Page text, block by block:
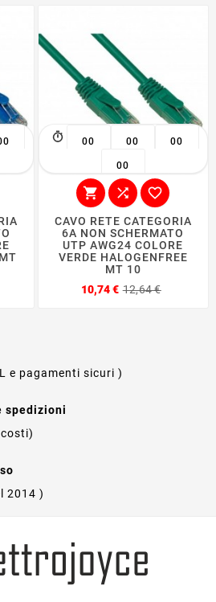
00 00 00
00
  
CAVO RETE CATEGORIA
6A NON SCHERMATO
UTP AWG24 COLORE
VERDE HALOGENFREE
MT 10
10,74 € 12,64 €
e pagamenti sicuri )
spedizioni
2014 )